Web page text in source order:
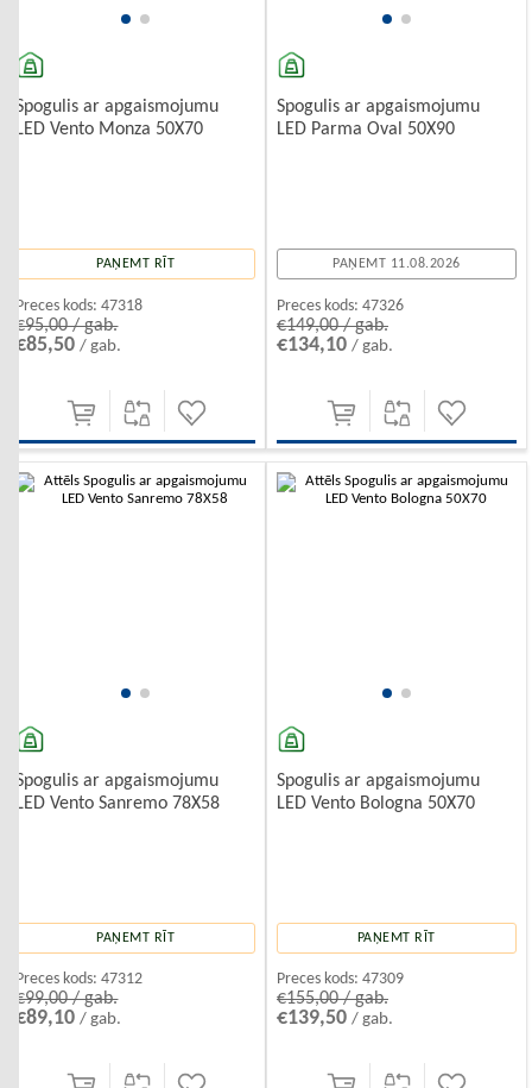
Spogulis ar apgaismojumu
LED Vento Monza 50X70
PAŅEMT RĪT
Preces kods: 47318
€95,00 / gab.
€85,50/ gab.
Spogulis ar apgaismojumu
LED Parma Oval 50X90
PAŅEMT 11.08.2026
Preces kods: 47326
€149,00 / gab.
€134,10 / gab.
Spogulis ar apgaismojumu
LED Vento Sanremo 78X58
PAŅEMT RĪT
Preces kods: 47312
€99,00 / gab.
€89,10/ gab.
Spogulis ar apgaismojumu
LED Vento Bologna 50X70
PAŅEMT RĪT
Preces kods: 47309
€155,00 / gab.
€139,50 / gab.